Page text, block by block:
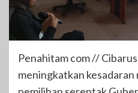
Penahitam com //
meningkatkan